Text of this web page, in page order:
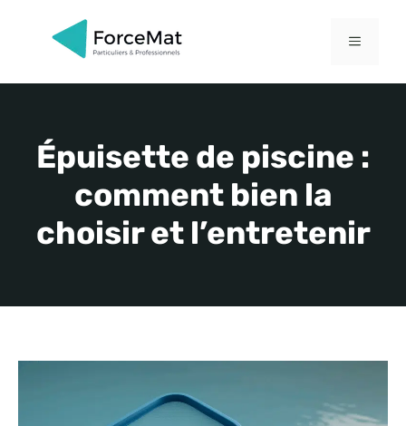
MENU
Épuisette de piscine :
comment bien la
choisir et l’entretenir